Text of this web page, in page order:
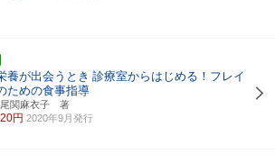
養が出会うとき 診療室からはじめる！フレイ
ための食事指導
尾関麻衣子 著
円 2020年9月発行